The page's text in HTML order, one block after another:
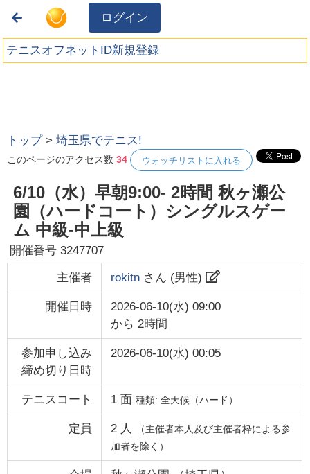
ログイン
テニスオフネットID新規登録
トップ >埼玉県でテニス!
このページのアクセス数34 ウォッチリストに入れる
6/10（水）早朝9:00- 2時間 秋ヶ瀬公
園（ハードコート）シングルスゲー
ム 中級-中上級
開催番号3247707
主催者 rokitnさん (男性)
開催日時
2026-06-10(水) 09:00
から 2時間
参加申し込み
締め切り日時
2026-06-10(水) 00:05
テニスコート 1面 種類: 全天候（ハード）
定員 2 人
（主催者本人及び主催者枠による参
加者を除く）